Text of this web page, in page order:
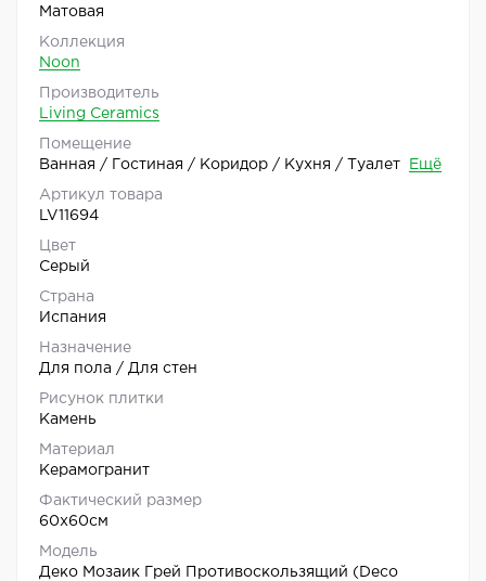
Матовая
Коллекция
Noon
Производитель
Living Ceramics
Помещение
Ванная / Гостиная / Коридор / Кухня / Туалет
Ещё
Артикул товара
LV11694
Цвет
Серый
Страна
Испания
Назначение
Для пола / Для стен
Рисунок плитки
Камень
Материал
Керамогранит
Фактический размер
60x60см
Модель
Деко Мозаик Грей Противоскользящий (Deco